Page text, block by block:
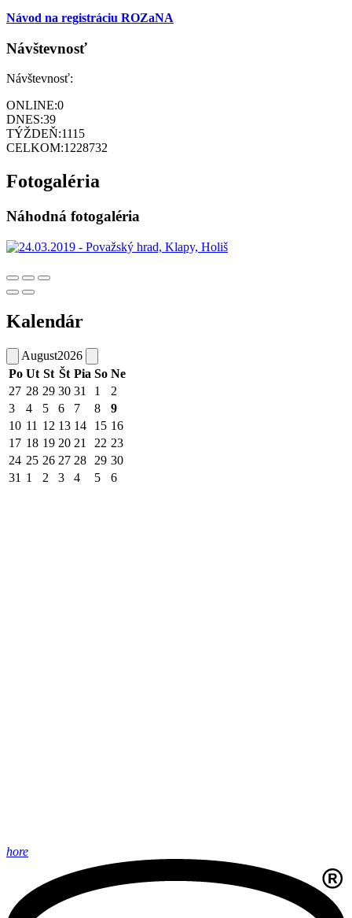
Návod na registráciu ROZaNA
Návštevnosť
Návštevnosť:
ONLINE:0
DNES:39
TÝŽDEŇ:1115
CELKOM:1228732
Fotogaléria
Náhodná fotogaléria
Kalendár
August2026
Po Ut St Št Pia So Ne
27 28 29 30 31 1
2
3
4 5 6 7 8
9
10 11 12 13 14 15 16
17 18 19 20 21 22 23
24 25 26 27 28 29 30
31 1 2 3 4 5 6
hore